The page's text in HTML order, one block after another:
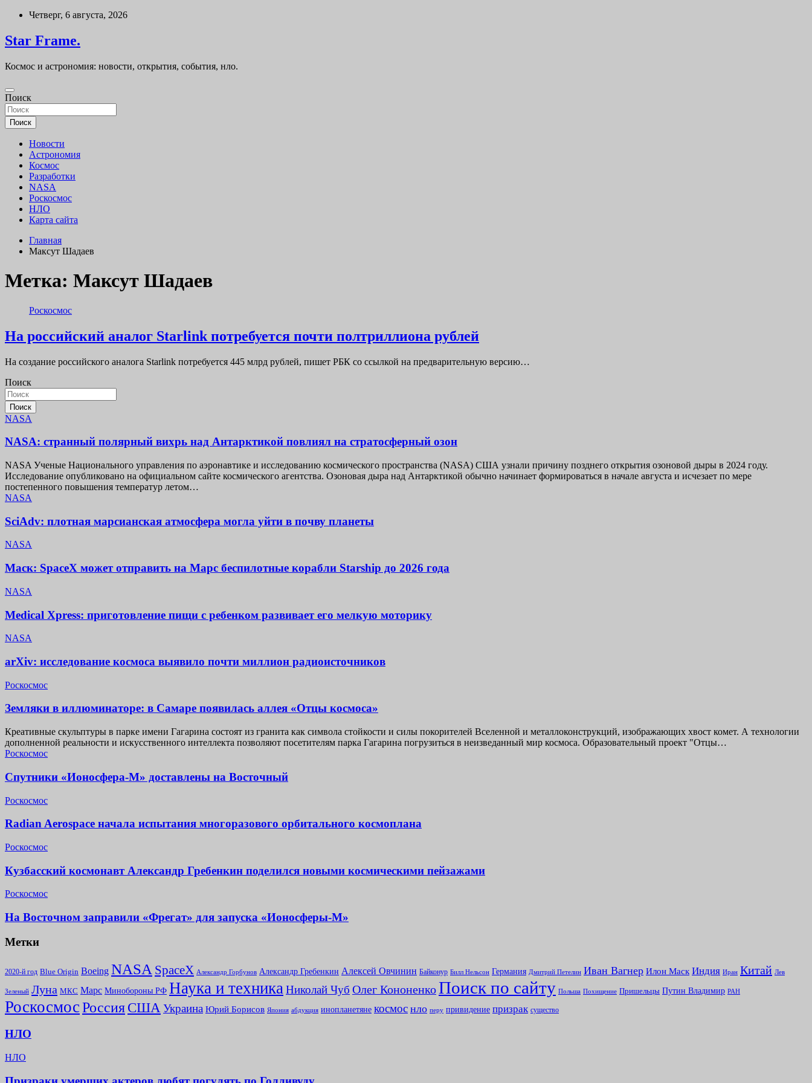
Перейти
содержимому
Четверг, 6 августа, 2026
Star Frame.
Космос и астрономия: новости, открытия, события, нло.
Поиск
Поиск
Новости
Астрономия
Космос
Разработки
NASA
Роскосмос
НЛО
Карта сайта
Главная
Максут Шадаев
Метка: Максут Шадаев
Роскосмос
На российский аналог Starlink потребуется почти полтриллиона рублей
На создание российского аналога Starlink потребуется 445 млрд рублей, пишет РБК со ссылкой на предварительную версию…
Поиск
Поиск
NASA
NASA: странный полярный вихрь над Антарктикой повлиял на стратосферный озон
NASA Ученые Национального управления по аэронавтике и исследованию космического пространства (NASA) США узнали причину позднего открытия озоновой дыры в 2024 году.
Исследование опубликовано на официальном сайте космического агентства. Озоновая дыра над Антарктикой обычно начинает формироваться в начале августа и исчезает по мере
постепенного повышения температур летом…
NASA
SciAdv: плотная марсианская атмосфера могла уйти в почву планеты
NASA
Маск: SpaceX может отправить на Марс беспилотные корабли Starship до 2026 года
NASA
Medical Xpress: приготовление пищи с ребенком развивает его мелкую моторику
NASA
arXiv: исследование космоса выявило почти миллион радиоисточников
Роскосмос
Земляки в иллюминаторе: в Самаре появилась аллея «Отцы космоса»
Креативные скульптуры в парке имени Гагарина состоят из гранита как символа стойкости и силы покорителей Вселенной и металлоконструкций, изображающих хвост комет. А технологии
дополненной реальности и искусственного интеллекта позволяют посетителям парка Гагарина погрузиться в неизведанный мир космоса. Образовательный проект "Отцы…
Роскосмос
Спутники «Ионосфера-М» доставлены на Восточный
Роскосмос
Radian Aerospace начала испытания многоразового орбитального космоплана
Роскосмос
Кузбасский космонавт Александр Гребенкин поделился новыми космическими пейзажами
Роскосмос
На Восточном заправили «Фрегат» для запуска «Ионосферы-М»
Метки
2020-й год Blue Origin Boeing NASA SpaceX Александр Горбунов Александр Гребенкин Алексей Овчинин Байконур Билл Нельсон Германия Дмитрий Петелин Иван Вагнер Илон Маск Индия Иран Китай Лев
Зеленый Луна МКС Марс Минoбороны РФ Наука и техника Николай Чуб Олег КононенкоПоиск по сайту Польша Похищение Пришельцы Путин Владимир РАН
РоскосмосРоссияСША Украина Юрий Борисов Япония абдукция инопланетяне космос нло перу привидение призрак существо
НЛО
НЛО